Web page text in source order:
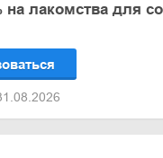
на лакомства для